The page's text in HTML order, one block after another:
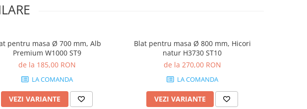
pentru masa Ø 700 mm, Alb
Premium W1000 ST9
de la 185,00 RON
LA COMANDA
VEZI VARIANTE
Blat pentru masa Ø 800 mm, Hicori
natur H3730 ST10
de la 270,00 RON
LA COMANDA
VEZI VARIANTE